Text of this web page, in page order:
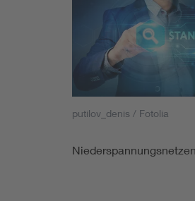
Digital Security
Energy
putilov_denis / Fotolia